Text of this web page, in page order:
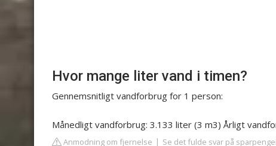
Hvor mange liter vand i timen?
Gennemsnitligt vandforbrug for 1 person:
Månedligt vandforbrug: 3.133 liter (3 m3) Årligt
Anmodning om fjernelse Se det fulde svar på